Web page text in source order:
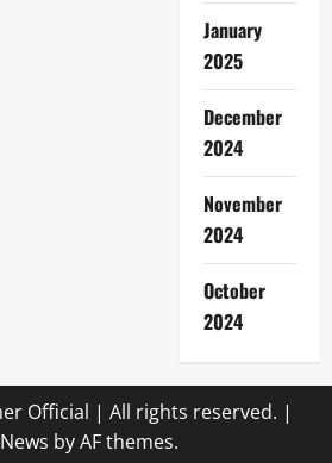
January
2025
December
2024
November
2024
October
2024
Official | All rights reserved. |
by AF themes.